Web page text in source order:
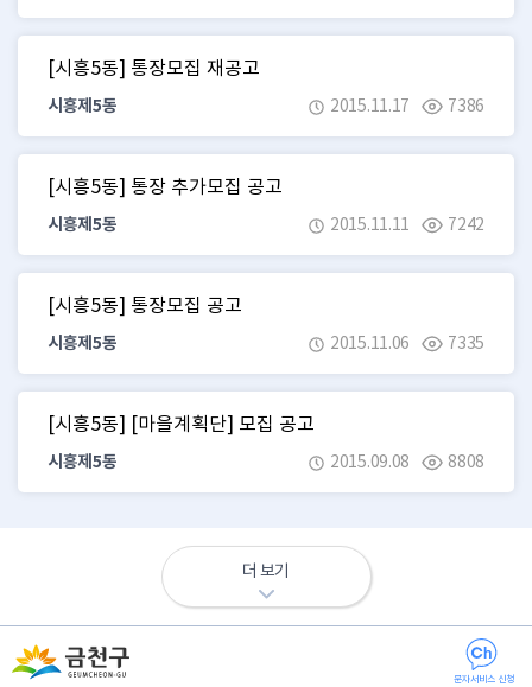
문자서비스 신청
[시흥5동] 통장모집 재공고
시흥제5동 2015.11.17 7386
[시흥5동] 통장 추가모집 공고
시흥제5동 2015.11.11 7242
[시흥5동] 통장모집 공고
시흥제5동 2015.11.06 7335
[시흥5동] [마을계획단] 모집 공고
시흥제5동 2015.09.08 8808
더 보기